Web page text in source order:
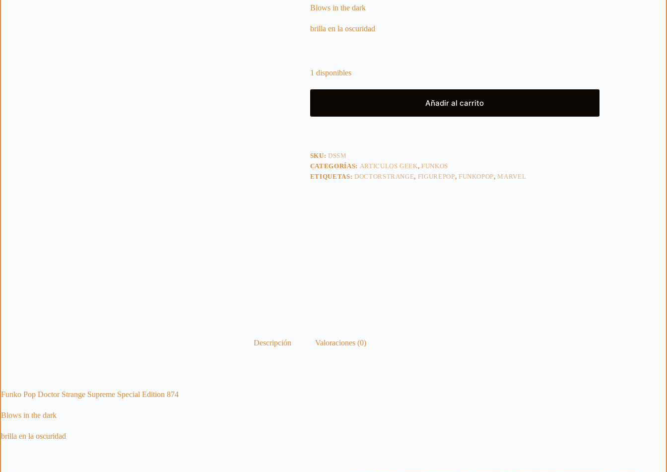
Blows in the dark
brilla en la oscuridad
1 disponibles
Añadir al carrito
SKU:DSSM
CATEGORÍAS: ARTICULOS GEEK,FUNKOS
ETIQUETAS: DOCTORSTRANGE, FIGUREPOP, FUNKOPOP,MARVEL
Descripción Valoraciones (0)
Funko Pop Doctor Strange Supreme Special Edition 874
Blows in the dark
brilla en la oscuridad